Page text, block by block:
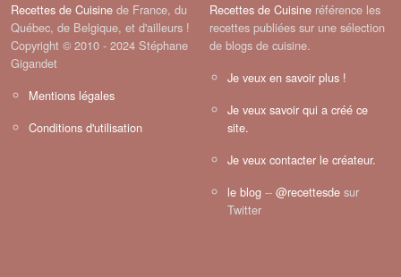
Recettes de Cuisine de France, du
Québec, de Belgique, et d'ailleurs !
Copyright © 2010 - 2024 Stéphane
Gigandet
Mentions légales
Conditions d'utilisation
Recettes de Cuisine référence les
recettes publiées sur une sélection
de blogs de cuisine.
Je veux en savoir plus !
Je veux savoir qui a créé ce
site.
Je veux contacter le créateur.
le blog -- @recettesde sur
Twitter